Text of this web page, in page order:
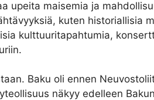
upeita maisemia ja
kuten historiallisia
kulttuuritapahtumia,
Baku oli ennen
näkyy edelleen